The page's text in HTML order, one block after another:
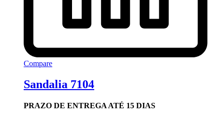
Compare
Sandalia 7104
PRAZO DE ENTREGA ATÉ 15 DIAS